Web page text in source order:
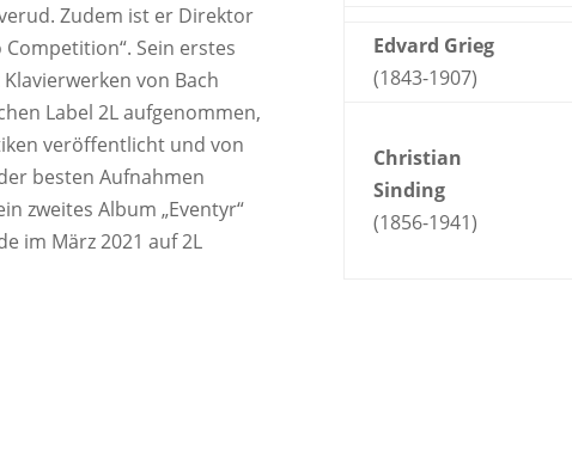
Zudem ist er Direktor
Sein erstes
von Bach
Label 2L aufgenommen,
veröffentlicht und von
besten Aufnahmen
zweites Album „Eventyr“
im März 2021 auf 2L
Edvard Grieg
(1843-1907)
Christian
Sinding
(1856-1941)